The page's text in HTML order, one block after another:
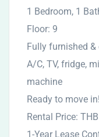
1 Bedroom, 1
Floor: 9
Fully furnished &
A/C, TV, fridge,
machine
Ready to move in!
Rental Price:
1-Year Lease